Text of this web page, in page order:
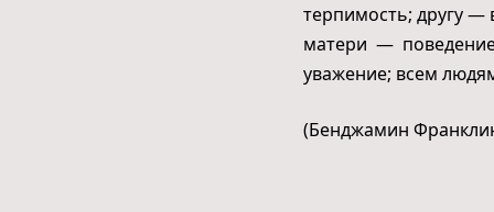
терпимость; другу
матери —
уважение; всем
(Бенджамин